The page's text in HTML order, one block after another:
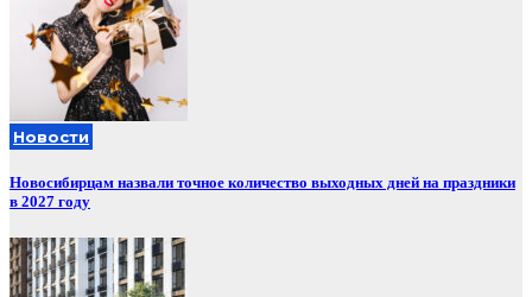
Новости
Новосибирцам назвали точное количество выходных дней на праздники
в 2027 году